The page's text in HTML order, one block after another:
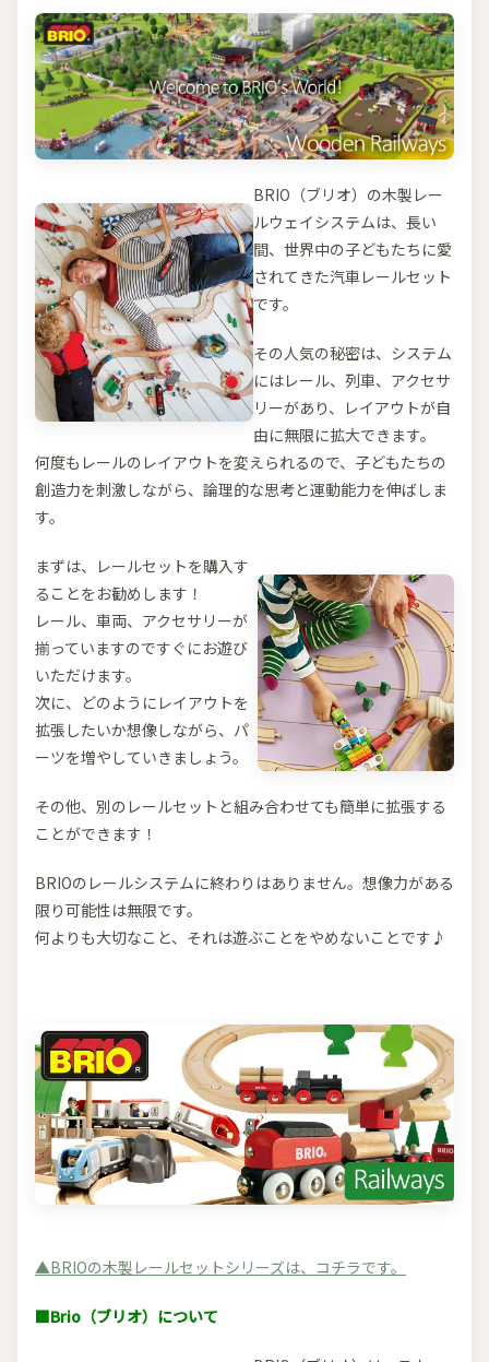
BRIO（ブリオ）の木製レー
ルウェイシステムは、長い
間、世界中の子どもたちに愛
されてきた汽車レールセット
です。
その人気の秘密は、システム
にはレール、列車、アクセサ
リーがあり、レイアウトが自
由に無限に拡大できます。
何度もレールのレイアウトを変えられるので、子どもたちの
創造力を刺激しながら、論理的な思考と運動能力を伸ばしま
す。
まずは、レールセットを購入す
ることをお勧めします！
レール、車両、アクセサリーが
揃っていますのですぐにお遊び
いただけます。
次に、どのようにレイアウトを
拡張したいか想像しながら、パ
ーツを増やしていきましょう。
その他、別のレールセットと組み合わせても簡単に拡張する
ことができます！
BRIOのレールシステムに終わりはありません。想像力がある
限り可能性は無限です。
何よりも大切なこと、それは遊ぶことをやめないことです♪
▲BRIOの木製レールセットシリーズは、コチラです。
■Brio（ブリオ）について